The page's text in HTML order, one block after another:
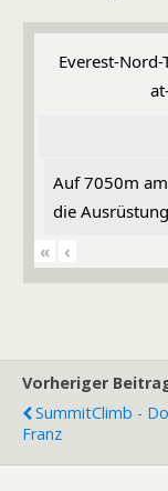
Everest-
Auf 7050m
die
«
‹
Vorheriger
SummitClimb -
Franz